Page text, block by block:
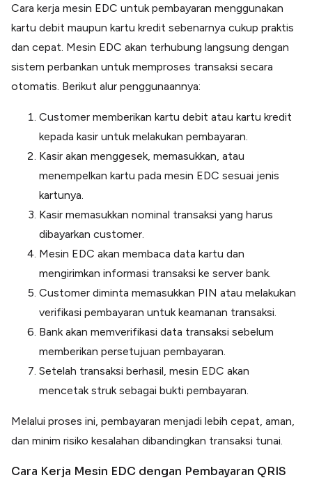
Cara kerja mesin EDC untuk pembayaran menggunakan
kartu debit maupun kartu kredit sebenarnya cukup praktis
dan cepat. Mesin EDC akan terhubung langsung dengan
sistem perbankan untuk memproses transaksi secara
otomatis. Berikut alur penggunaannya:
Customer memberikan kartu debit atau kartu kredit
kepada kasir untuk melakukan pembayaran.
Kasir akan menggesek, memasukkan, atau
menempelkan kartu pada mesin EDC sesuai jenis
kartunya.
Kasir memasukkan nominal transaksi yang harus
dibayarkan customer.
Mesin EDC akan membaca data kartu dan
mengirimkan informasi transaksi ke server bank.
Customer diminta memasukkan PIN atau melakukan
verifikasi pembayaran untuk keamanan transaksi.
Bank akan memverifikasi data transaksi sebelum
memberikan persetujuan pembayaran.
Setelah transaksi berhasil, mesin EDC akan
mencetak struk sebagai bukti pembayaran.
Melalui proses ini, pembayaran menjadi lebih cepat, aman,
dan minim risiko kesalahan dibandingkan transaksi tunai.
Cara Kerja Mesin EDC dengan Pembayaran QRIS